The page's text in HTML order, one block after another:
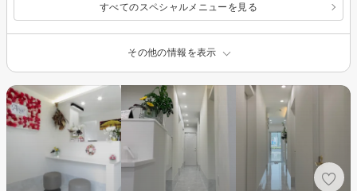
すべてのスペシャルメニューを見る
その他の情報を表示